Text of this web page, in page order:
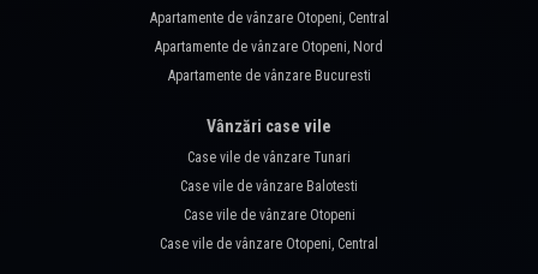
Apartamente de vânzare Otopeni, Central
Apartamente de vânzare Otopeni, Nord
Apartamente de vânzare Bucuresti
Vânzări case vile
Case vile de vânzare Tunari
Case vile de vânzare Balotesti
Case vile de vânzare Otopeni
Case vile de vânzare Otopeni, Central